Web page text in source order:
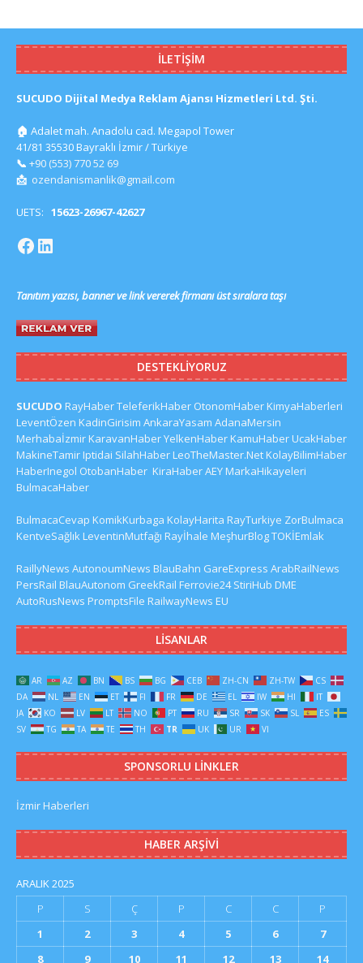
İLETIŞIM
SUCUDO Dijital Medya Reklam Ajansı Hizmetleri Ltd. Şti.
🏠 Adalet mah. Anadolu cad. Megapol Tower
41/81 35530 Bayraklı İzmir / Türkiye
📞 +90 (553) 770 52 69
📩 ozendanismanlik@gmail.com
UETS: 15623-26967-42627
Tanıtım yazısı, banner ve link vererek firmanı üst sıralara taşı
DESTEKLIYORUZ
SUCUDO RayHaberTeleferikHaber OtonomHaberKimyaHaberleri
LeventÖzen KadinGirisim AnkaraYasam AdanaMersin
MerhabaİzmirKaravanHaberYelkenHaberKamuHaberUcakHaber
MakineTamirIptidai SilahHaberLeoTheMaster.NetKolayBilimHaber
HaberInegol OtobanHaber KiraHaberAEYMarkaHikayeleri
BulmacaHaber
BulmacaCevap KomikKurbaga KolayHarita RayTurkiye ZorBulmaca
KentveSağlıkLeventinMutfağı Rayİhale MeşhurBlogTOKİEmlak
RaillyNews AutonoumNews BlauBahn GareExpress ArabRailNews
PersRail BlauAutonom GreekRail Ferrovie24 StiriHub DME
AutoRusNews PromptsFile RailwayNews EU
LISANLAR
AR AZ BN BS BG CEB ZH-CN ZH-TW
CS
DA
NL EN ET FI FR DE EL IW HI
IT
JA
KO LV LT NO PT RU SR SK SL
ES
SV
TG TA TE TH TR UK UR VI
SPONSORLU LINKLER
İzmir Haberleri
HABER ARŞIVI
ARALIK 2025
P
S Ç P C C
P
1
2 3 4 5 6
7
8
9 10 11 12 13 14